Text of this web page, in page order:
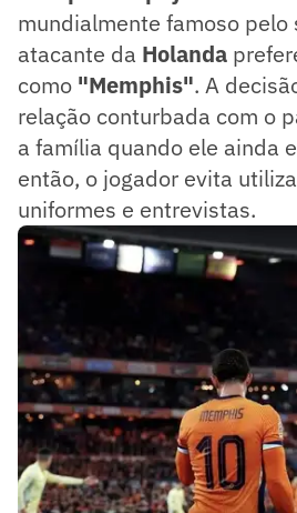
mundialmente famoso pelo
atacante da Holanda
como "Memphis". A
relação conturbada com o
a família quando ele ainda
então, o jogador evita
uniformes e entrevistas.